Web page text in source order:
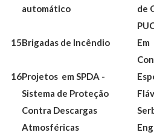
automático
de
15Brigadas de Incêndio
Em
16Projetos em SPDA -
Sistema de Proteção
Contra Descargas
Atmosféricas